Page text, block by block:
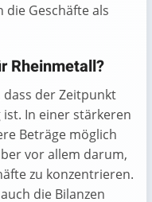
die Geschäfte als
Rheinmetall?
der Zeitpunkt
In einer stärkeren
Beträge möglich
vor allem darum,
zu konzentrieren.
die Bilanzen